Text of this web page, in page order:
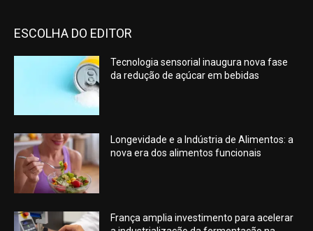
ESCOLHA DO EDITOR
Tecnologia sensorial inaugura nova fase
da redução de açúcar em bebidas
Longevidade e a Indústria de Alimentos: a
nova era dos alimentos funcionais
França amplia investimento para acelerar